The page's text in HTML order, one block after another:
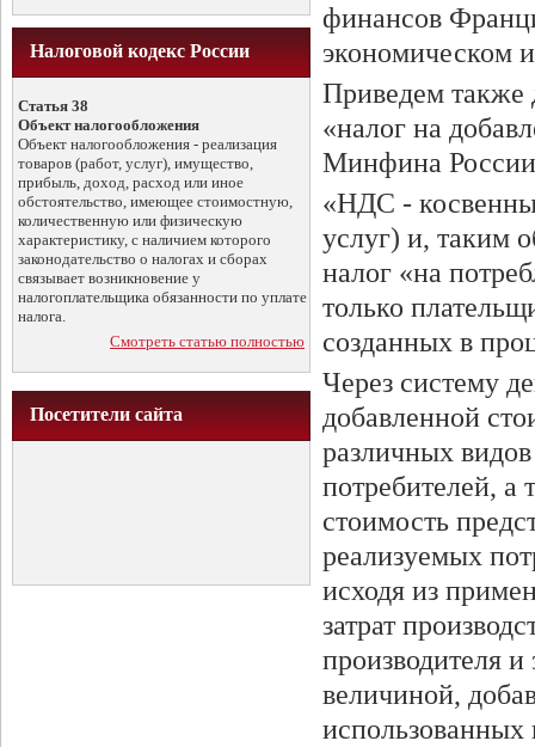
Налоговой кодекс России
Статья 38
Объект налогообложения
Объект налогообложения - реализация
товаров (работ, услуг), имущество,
прибыль, доход, расход или иное
обстоятельство, имеющее стоимостную,
количественную или физическую
характеристику, с наличием которого
законодательство о налогах и сборах
связывает возникновение у
налогоплательщика обязанности по уплате
налога.
Смотреть статью полностью
Посетители сайта
финансов
экономическом
Приведем также
«налог на
Минфина России
«НДС -
услуг) и, таким
налог «на
только
созданных в
Через систему
добавленной
различных
потребителей, а
стоимость
реализуемых
исходя из
затрат
производителя и
величиной,
использованных